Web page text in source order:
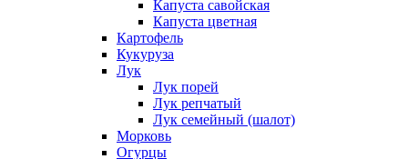
Капуста савойская
Капуста цветная
Картофель
Кукуруза
Лук
Лук порей
Лук репчатый
Лук семейный (шалот)
Морковь
Огурцы